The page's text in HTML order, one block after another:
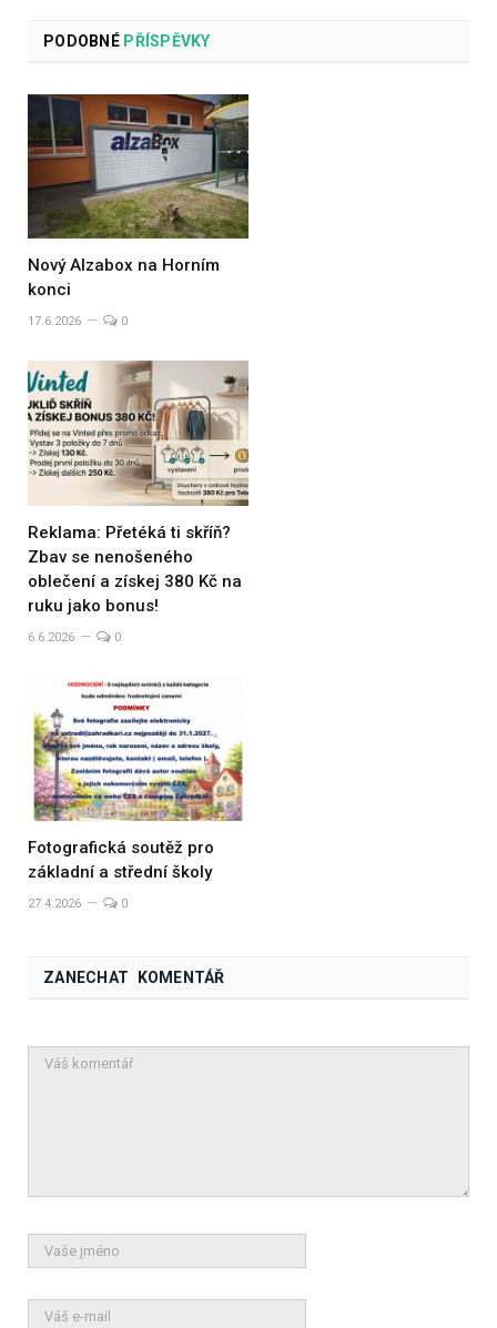
PODOBNÉPŘÍSPĚVKY
Nový Alzabox na Horním
konci
17.6.2026 0
Reklama: Přetéká ti skříň?
Zbav se nenošeného
oblečení a získej 380 Kč na
ruku jako bonus!
6.6.2026 0
Fotografická soutěž pro
základní a střední školy
27.4.2026 0
ZANECHAT KOMENTÁŘ